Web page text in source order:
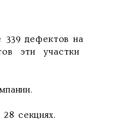
339 дефектов на
эти участки
секциях.